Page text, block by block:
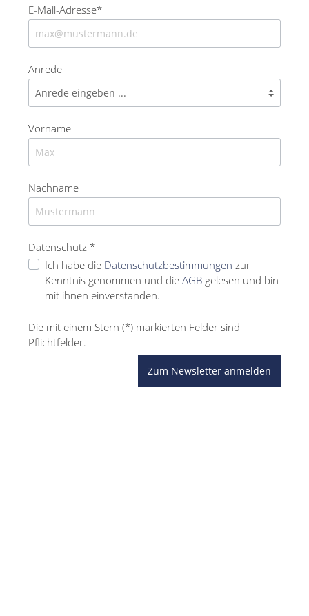
E-Mail-Adresse*
Anrede
Vorname
Nachname
Datenschutz *
Ich habe die Datenschutzbestimmungen zur
Kenntnis genommen und die AGB gelesen und bin
mit ihnen einverstanden.
Die mit einem Stern (*) markierten Felder sind
Pflichtfelder.
Zum Newsletter anmelden